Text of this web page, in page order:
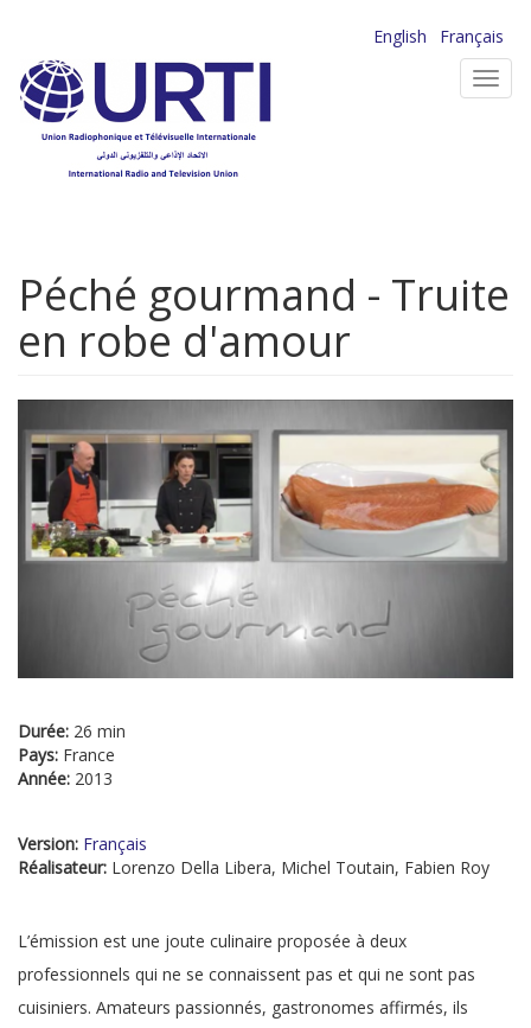
contenu
principal
English
Français
Péché gourmand - Truite
en robe d'amour
Durée: 26 min
Pays: France
Année: 2013
Version: Français
Réalisateur: Lorenzo Della Libera, Michel Toutain, Fabien Roy
L’émission est une joute culinaire proposée à deux
professionnels qui ne se connaissent pas et qui ne sont pas
cuisiniers. Amateurs passionnés, gastronomes affirmés, ils